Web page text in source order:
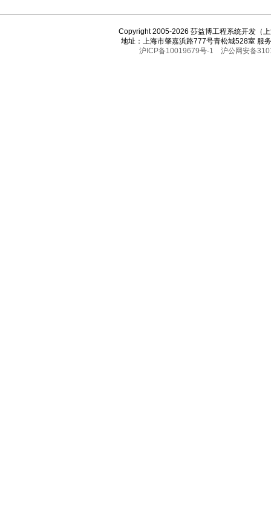
Copyright 2005-2026 莎益博工程系统开发（
地址：上海市肇嘉浜路777号青松城528室 服
沪ICP备10019679号-1
沪公网安备